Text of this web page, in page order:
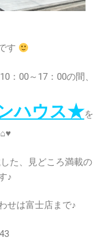
す
：00～17：00の間、
ハウス★を
た、見どころ満載の
♪
せは富士店まで♪